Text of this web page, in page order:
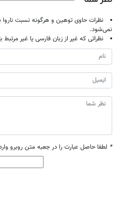
نظرات حاوی توهین و هرگونه نسبت
نمی‌شود.
نظراتی که غیر از زبان فارسی یا غیر
* لطفا حاصل عبارت را در جعبه متن روبرو